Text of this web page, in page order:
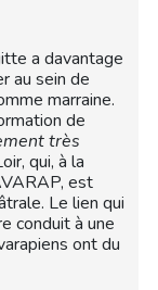
a davantage
au sein de
marraine.
de
très
qui, à la
est
Le lien qui
conduit à une
ont du